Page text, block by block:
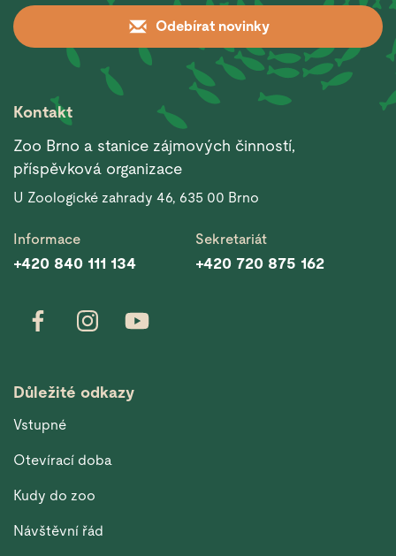
Odebírat novinky
Kontakt
Zoo Brno a stanice zájmových činností,
příspěvková organizace
U Zoologické zahrady 46, 635 00 Brno
Informace
+420 840 111 134
Sekretariát
+420 720 875 162
Důležité odkazy
Vstupné
Otevírací doba
Kudy do zoo
Návštěvní řád